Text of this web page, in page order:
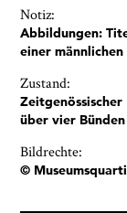
Notiz:
Abbildungen:
einer
Zustand:
über vier
Bildrechte:
©
* notwendige